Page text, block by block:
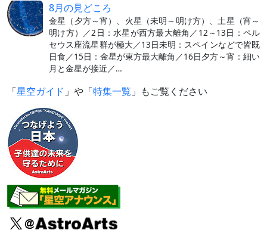
8月の見どころ
金星（夕方～宵）、火星（未明～明け方）、土星（宵～
明け方）／2日：水星が西方最大離角／12～13日：ペル
セウス座流星群が極大／13日未明：スペインなどで皆既
日食／15日：金星が東方最大離角／16日夕方～宵：細い
月と金星が接近／…
「星空ガイド 」や「特集一覧 」もご覧ください